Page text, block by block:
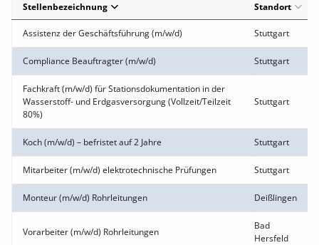
Stellenbezeichnung Standort
Assistenz der Geschäftsführung (m/w/d) Stuttgart
Compliance Beauftragter (m/w/d) Stuttgart
Fachkraft (m/w/d) für Stationsdokumentation in der
Wasserstoff- und Erdgasversorgung (Vollzeit/Teilzeit
80%)
Stuttgart
Koch (m/w/d) – befristet auf 2 Jahre Stuttgart
Mitarbeiter (m/w/d) elektrotechnische Prüfungen Stuttgart
Monteur (m/w/d) Rohrleitungen Deißlingen
Vorarbeiter (m/w/d) Rohrleitungen
Bad
Hersfeld